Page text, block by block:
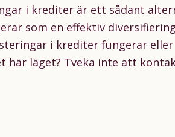
i krediter är ett sådant
som en effektiv
i krediter fungerar
här läget? Tveka inte att